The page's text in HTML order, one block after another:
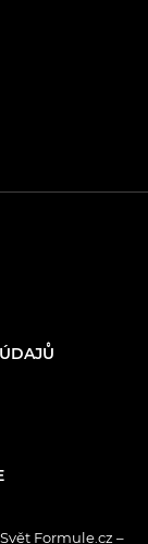
Formule.cz –